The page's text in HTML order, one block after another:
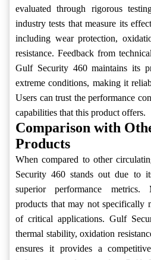
evaluated through rigorous
industry tests that measure its
including wear protection,
resistance. Feedback from
Gulf Security 460 maintains its
extreme conditions, making it
Users can trust the performance
capabilities that this product offers.
Comparison with
Products
When compared to other
Security 460 stands out due to
superior performance
products that may not specifically
of critical applications. Gulf
thermal stability, oxidation
ensures it provides a